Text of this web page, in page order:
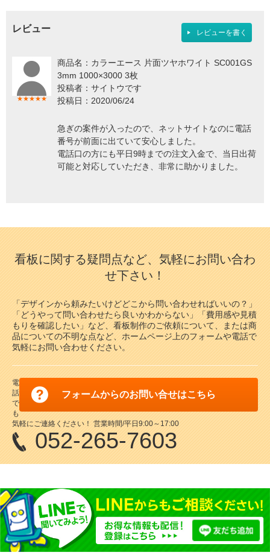
レビュー レビューを書く
★★★★★
商品名：カラーエース 片面ツヤホワイト SC001GS
3mm 1000×3000 3枚
投稿者：サイトウです
投稿日：2020/06/24
急ぎの案件が入ったので、ネットサイトなのに電話
番号が前面に出ていて安心しました。
電話口の方にも平日9時までの注文入金で、当日出荷
可能と対応していただき、非常に助かりました。
看板に関する疑問点など、気軽にお問い合わ
せ下さい！
「デザインから頼みたいけどどこから問い合わせればいいの？」
「どうやって問い合わせたら良いかわからない」「費用感や見積
もりを確認したい」など、看板制作のご依頼について、または商
品についての不明な点など、ホームページ上のフォームや電話で
気軽にお問い合わせください。
フォームからのお問い合せはこちら
電
話
で
も
気軽にご連絡ください！ 営業時間/平日9:00～17:00
052-265-7603